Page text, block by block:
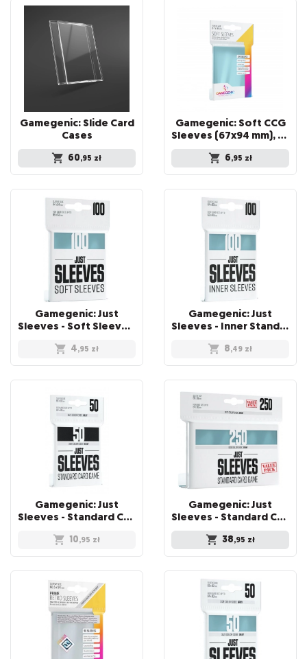
Gamegenic: Slide Card
Cases
60,95 zł
Gamegenic: Soft CCG
Sleeves (67x94 mm), 100 sztuk
6,95 zł
Gamegenic: Just
Sleeves - Soft Sleeves (67 x 94 mm) 100 sztuk, Clear
4,95 zł
Gamegenic: Just
Sleeves - Inner Standard Card Game Sleeves (64x89 mm), 100 sztuk
8,49 zł
Gamegenic: Just
Sleeves - Standard Card Game Sleeves (66x91 mm), Czarne, 50 sztuk
10,95 zł
Gamegenic: Just
Sleeves - Standard Card Game Sleeves (66x92 mm) - Value Pack, 250 sztuk
38,95 zł